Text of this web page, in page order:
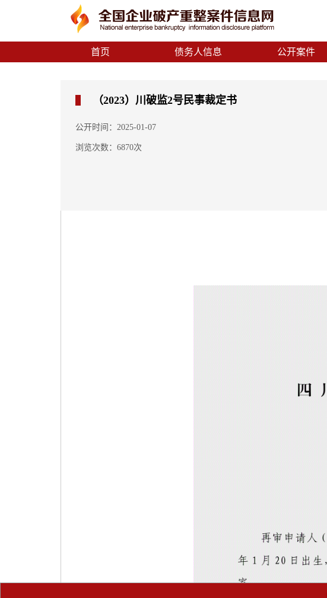
首页 债务人信息 公开案件
（2023）川破监2号民事裁定书
公开时间：2025-01-07
浏览次数：6870次